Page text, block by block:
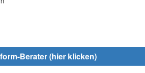
Berater (hier klicken)